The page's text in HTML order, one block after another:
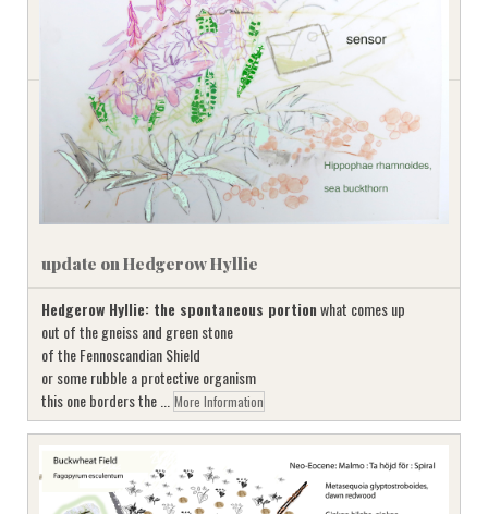
update on Hedgerow Hyllie
Hedgerow Hyllie: the spontaneous portionwhat comes up
out of the gneiss and green stone
of the Fennoscandian Shield
or some rubble a protective organism
this one borders the ...
More Information